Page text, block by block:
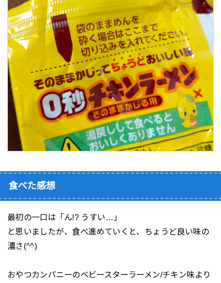
食べた感想
最初の一口は「ん!? うすい…」
と思いましたが、食べ進めていくと、ちょうど良い味の
濃さ(^^)
おやつカンパニーのベビースターラーメン/チキン味より